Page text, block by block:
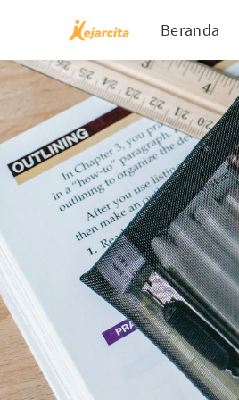
Beranda